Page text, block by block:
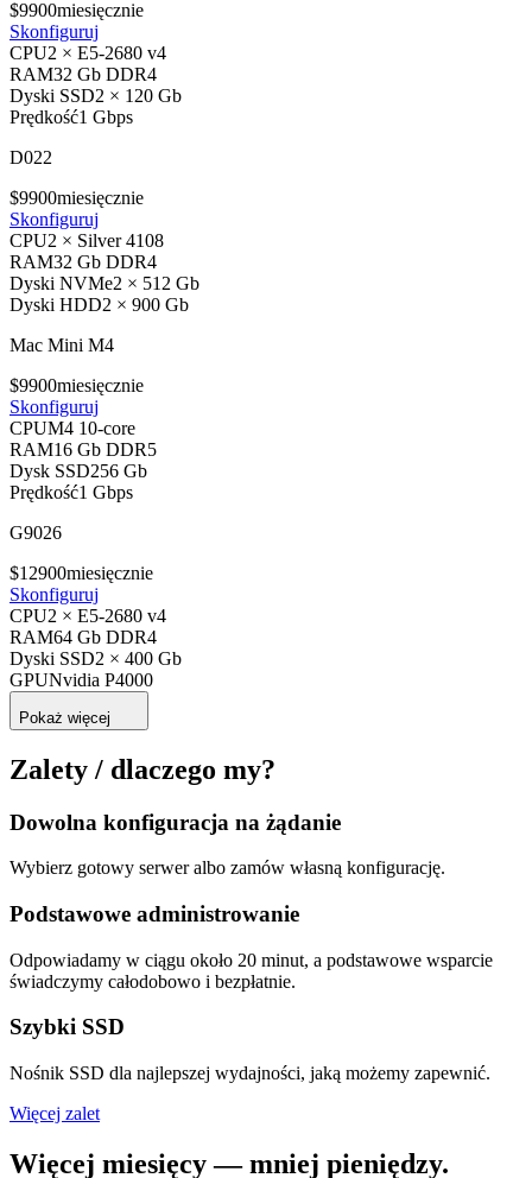
$9900miesięcznie
Skonfiguruj
CPU2 × E5-2680 v4
RAM32 Gb DDR4
Dyski SSD2 × 120 Gb
Prędkość1 Gbps
D022
$9900miesięcznie
Skonfiguruj
CPU2 × Silver 4108
RAM32 Gb DDR4
Dyski NVMe2 × 512 Gb
Dyski HDD2 × 900 Gb
Mac Mini M4
$9900miesięcznie
Skonfiguruj
CPUM4 10-core
RAM16 Gb DDR5
Dysk SSD256 Gb
Prędkość1 Gbps
G9026
$12900miesięcznie
Skonfiguruj
CPU2 × E5-2680 v4
RAM64 Gb DDR4
Dyski SSD2 × 400 Gb
GPUNvidia P4000
Pokaż więcej
Zalety / dlaczego my?
Dowolna konfiguracja na żądanie
Wybierz gotowy serwer albo zamów własną konfigurację.
Podstawowe administrowanie
Odpowiadamy w ciągu około 20 minut, a podstawowe wsparcie
świadczymy całodobowo i bezpłatnie.
Szybki SSD
Nośnik SSD dla najlepszej wydajności, jaką możemy zapewnić.
Więcej zalet
Więcej miesięcy — mniej pieniędzy.